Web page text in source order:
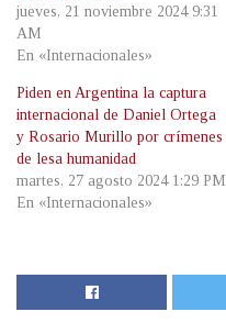
jueves, 21 noviembre 2024 9:31
AM
En «Internacionales»
Piden en Argentina la captura
internacional de Daniel Ortega
y Rosario Murillo por crímenes
de lesa humanidad
martes, 27 agosto 2024 1:29 PM
En «Internacionales»